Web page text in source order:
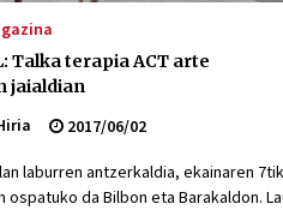
Talka terapia ACT arte
jaialdian
2017/06/02
laburren antzerkaldia, ekainaren 7tik
ospatuko da Bilbon eta Barakaldon.